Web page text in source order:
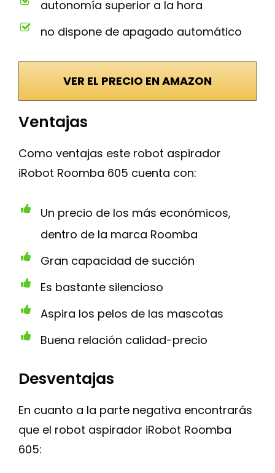
autonomía superior a la hora
no dispone de apagado automático
VER EL PRECIO EN AMAZON
Ventajas
Como ventajas este robot aspirador
iRobot Roomba 605 cuenta con:
Un precio de los más económicos,
dentro de la marca Roomba
Gran capacidad de succión
Es bastante silencioso
Aspira los pelos de las mascotas
Buena relación calidad-precio
Desventajas
En cuanto a la parte negativa encontrarás
que el robot aspirador iRobot Roomba
605: